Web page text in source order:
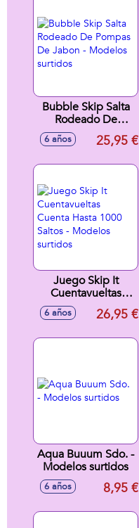
Bubble Skip Salta
Rodeado De
Pompas De Jabon -
Modelos surtidos
6 años 25,95 €
Juego Skip It
Cuentavueltas
Cuenta Hasta 1000
Saltos - Modelos
6 años 26,95 €
Aqua Buuum Sdo. -
Modelos surtidos
6 años 8,95 €